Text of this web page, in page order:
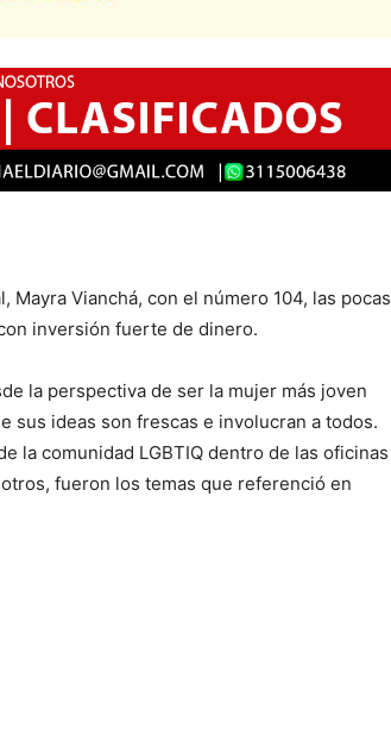
Mayra Vianchá, con el número 104, las pocas
inversión fuerte de dinero.
la perspectiva de ser la mujer más joven
sus ideas son frescas e involucran a todos.
la comunidad LGBTIQ dentro de las oficinas
fueron los temas que referenció en